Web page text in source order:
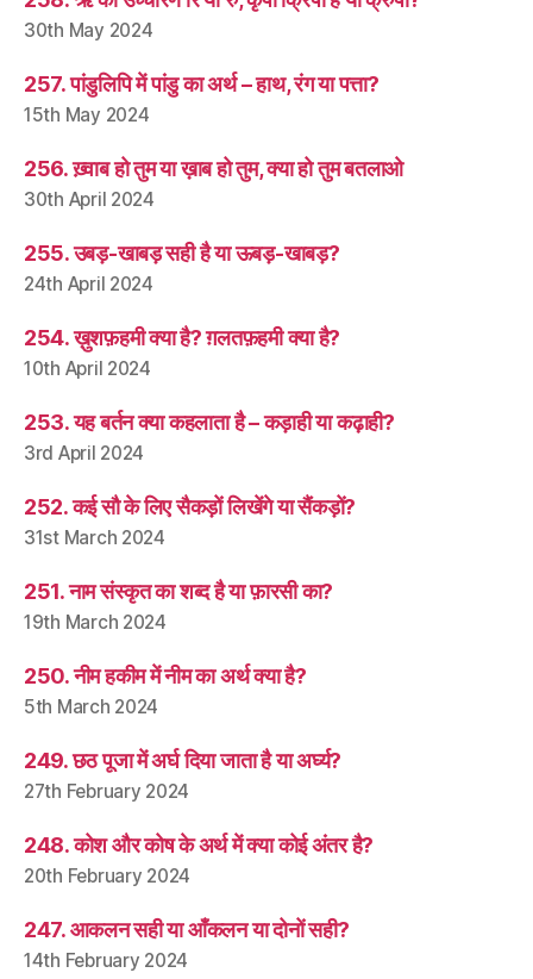
30th May 2024
257. पांडुलिपि में पांडु का अर्थ – हाथ, रंग या पत्ता?
15th May 2024
256. ख़्वाब हो तुम या ख़ाब हो तुम, क्या हो तुम बतलाओ
30th April 2024
255. उबड़-खाबड़ सही है या ऊबड़-खाबड़?
24th April 2024
254. ख़ुशफ़हमी क्या है? ग़लतफ़हमी क्या है?
10th April 2024
253. यह बर्तन क्या कहलाता है – कड़ाही या कढ़ाही?
3rd April 2024
252. कई सौ के लिए सैकड़ों लिखेंगे या सैंकड़ों?
31st March 2024
251. नाम संस्कृत का शब्द है या फ़ारसी का?
19th March 2024
250. नीम हकीम में नीम का अर्थ क्या है?
5th March 2024
249. छठ पूजा में अर्घ दिया जाता है या अर्घ्य?
27th February 2024
248. कोश और कोष के अर्थ में क्या कोई अंतर है?
20th February 2024
247. आकलन सही या आँकलन या दोनों सही?
14th February 2024